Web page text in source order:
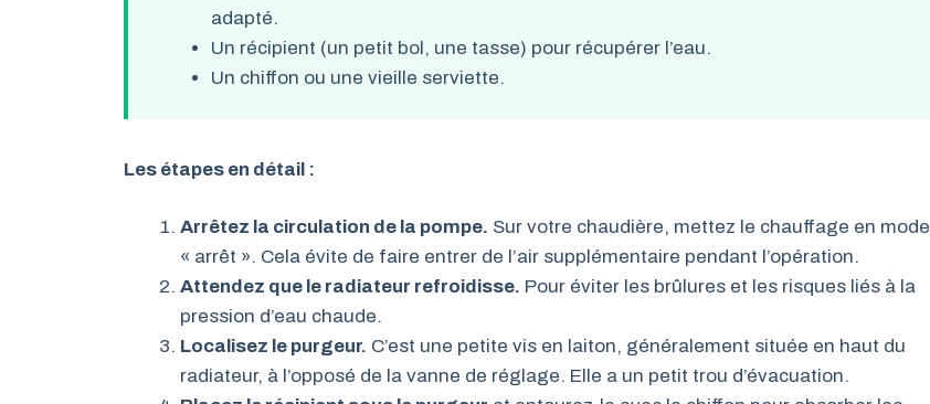
adapté.
Un récipient (un petit bol, une tasse) pour récupérer l’eau.
Un chiffon ou une vieille serviette.
Les étapes en détail :
Arrêtez la circulation de la pompe. Sur votre chaudière, mettez le chauffage en mode
« arrêt ». Cela évite de faire entrer de l’air supplémentaire pendant l’opération.
Attendez que le radiateur refroidisse. Pour éviter les brûlures et les risques liés à la
pression d’eau chaude.
Localisez le purgeur. C’est une petite vis en laiton, généralement située en haut du
radiateur, à l’opposé de la vanne de réglage. Elle a un petit trou d’évacuation.